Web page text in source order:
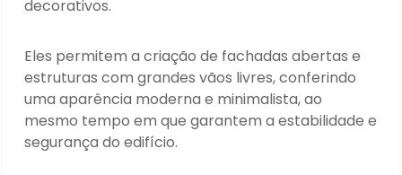
decorativos.
Eles permitem a criação de fachadas abertas e
estruturas com grandes vãos livres, conferindo
uma aparência moderna e minimalista, ao
mesmo tempo em que garantem a estabilidade e
segurança do edifício.